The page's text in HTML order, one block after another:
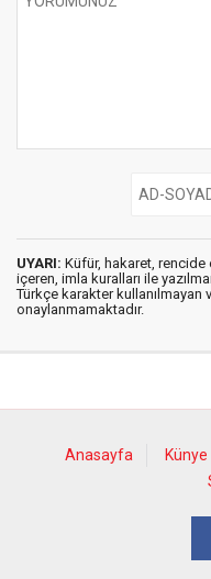
UYARI: Küfür, hakaret, rencide
içeren, imla kuralları ile
Türkçe karakter kullanılmayan
onaylanmamaktadır.
Anasayfa Künye